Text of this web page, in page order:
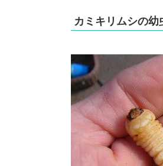
カミキリムシの幼